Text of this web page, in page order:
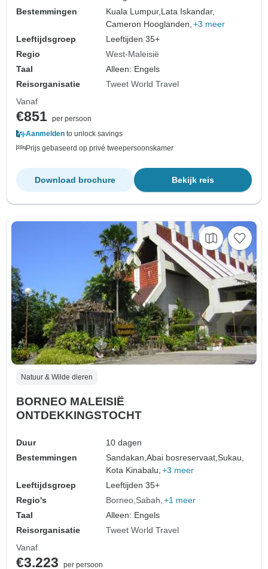
Bestemmingen
Kuala Lumpur,Lata Iskandar,
Cameron Hooglanden, +3 meer
Leeftijdsgroep
Leeftijden 35+
Regio
West-Maleisië
Taal
Alleen: Engels
Reisorganisatie
Tweet World Travel
Vanaf
€851 per persoon
Aanmelden to unlock savings
Prijs gebaseerd op privé tweepersoonskamer
Bekijk reis
Download brochure
Natuur & Wilde dieren
BORNEO MALEISIË
ONTDEKKINGSTOCHT
Duur
10 dagen
Bestemmingen
Sandakan,Abai bosreservaat,Sukau,
Kota Kinabalu, +3 meer
Leeftijdsgroep
Leeftijden 35+
Regio's
Borneo Sabah +1 meer
Taal
Alleen: Engels
Reisorganisatie
Tweet World Travel
Vanaf
€3.223 per persoon